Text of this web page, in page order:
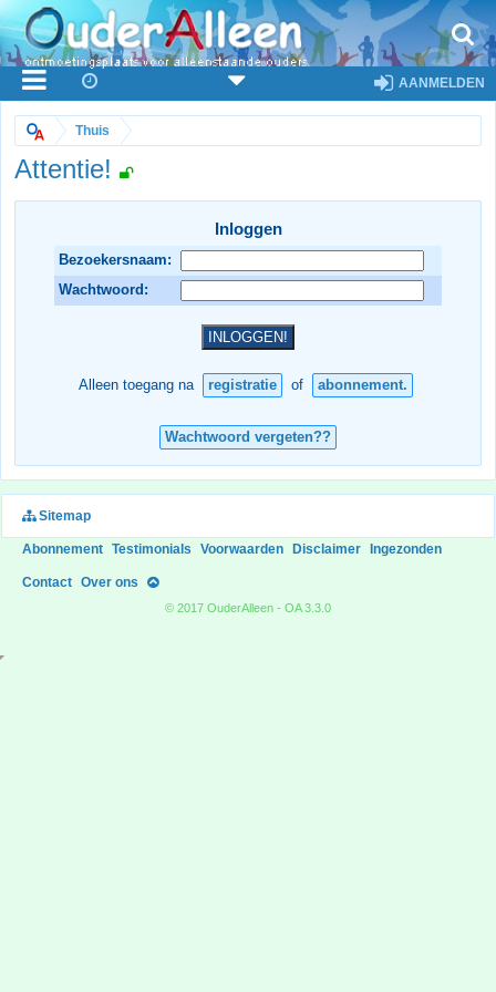
AANMELDEN
Thuis
Attentie!
Inloggen
Bezoekersnaam:
Wachtwoord:
Alleen toegang na registratie of abonnement.
Wachtwoord vergeten??
Sitemap
Abonnement Testimonials Voorwaarden Disclaimer Ingezonden
Contact Over ons
© 2017 OuderAlleen - OA 3.3.0